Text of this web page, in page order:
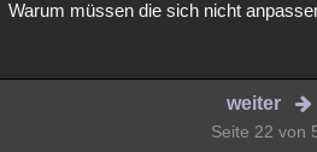
Warum müssen die sich nicht
weiter
Seite 22 von